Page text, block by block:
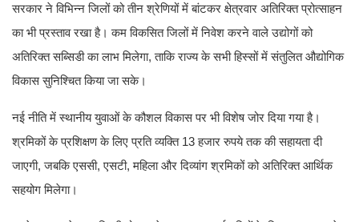
सरकार ने विभिन्न जिलों को तीन श्रेणियों में बांटकर क्षेत्रवार अतिरिक्त प्रोत्साहन
का भी प्रस्ताव रखा है। कम विकसित जिलों में निवेश करने वाले उद्योगों को
अतिरिक्त सब्सिडी का लाभ मिलेगा, ताकि राज्य के सभी हिस्सों में संतुलित औद्योगिक
विकास सुनिश्चित किया जा सके।
नई नीति में स्थानीय युवाओं के कौशल विकास पर भी विशेष जोर दिया गया है।
श्रमिकों के प्रशिक्षण के लिए प्रति व्यक्ति 13 हजार रुपये तक की सहायता दी
जाएगी, जबकि एससी, एसटी, महिला और दिव्यांग श्रमिकों को अतिरिक्त आर्थिक
सहयोग मिलेगा।